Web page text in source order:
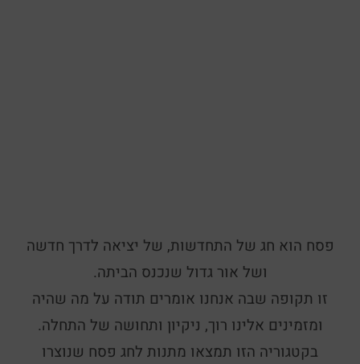
פסח הוא חג של התחדשות, של יציאה לדרך חדשה
ושל אור גדול שנכנס הביתה.
זו תקופה שבה אנחנו אומרים תודה על מה שהיה
ומזמינים אלינו רוך, ניקיון ותחושה של התחלה.
בקטגוריה הזו תמצאו מתנות לחג פסח שנוצרו